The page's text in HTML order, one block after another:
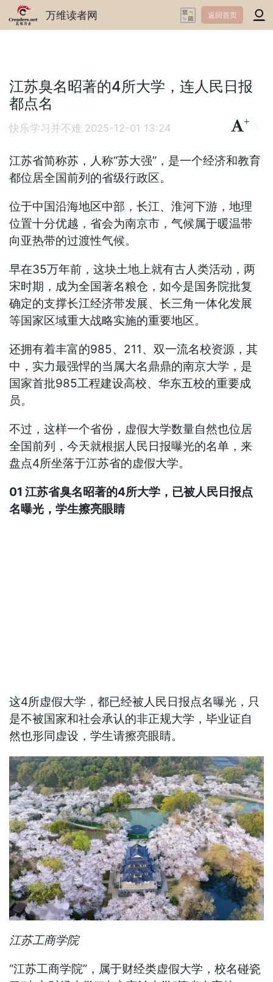
万维读者网 返回首页
江苏臭名昭著的4所大学，连人民日报
都点名
快乐学习并不难 2025-12-01 13:24
+
江苏省简称苏，人称“苏大强”，是一个经济和教育
都位居全国前列的省级行政区。
位于中国沿海地区中部，长江、淮河下游，地理
位置十分优越，省会为南京市，气候属于暖温带
向亚热带的过渡性气候。
早在35万年前，这块土地上就有古人类活动，两
宋时期，成为全国著名粮仓，如今是国务院批复
确定的支撑长江经济带发展、长三角一体化发展
等国家区域重大战略实施的重要地区。
还拥有着丰富的985、211、双一流名校资源，其
中，实力最强悍的当属大名鼎鼎的南京大学，是
国家首批985工程建设高校、华东五校的重要成
员。
不过，这样一个省份，虚假大学数量自然也位居
全国前列，今天就根据人民日报曝光的名单，来
盘点4所坐落于江苏省的虚假大学。
01 江苏省臭名昭著的4所大学，已被人民日报点
名曝光，学生擦亮眼睛
这4所虚假大学，都已经被人民日报点名曝光，只
是不被国家和社会承认的非正规大学，毕业证自
然也形同虚设，学生请擦亮眼睛。
江苏工商学院
“江苏工商学院”，属于财经类虚假大学，校名碰瓷